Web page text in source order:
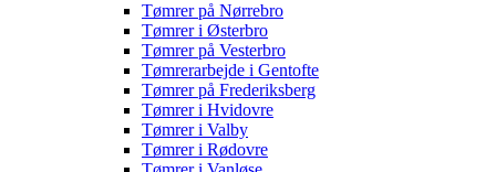
Tømrer på Nørrebro
Tømrer i Østerbro
Tømrer på Vesterbro
Tømrerarbejde i Gentofte
Tømrer på Frederiksberg
Tømrer i Hvidovre
Tømrer i Valby
Tømrer i Rødovre